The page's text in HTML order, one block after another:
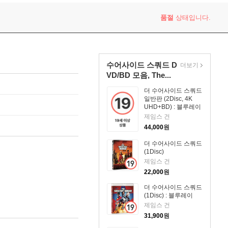
품절 상태입니다.
수어사이드 스쿼드 D
VD/BD 모음, The...
더 수어사이드 스쿼드
일반판 (2Disc, 4K
UHD+BD) : 블루레이
제임스 건
44,000원
더 수어사이드 스쿼드
(1Disc)
제임스 건
22,000원
더 수어사이드 스쿼드
(1Disc) : 블루레이
제임스 건
31,900원
더보기